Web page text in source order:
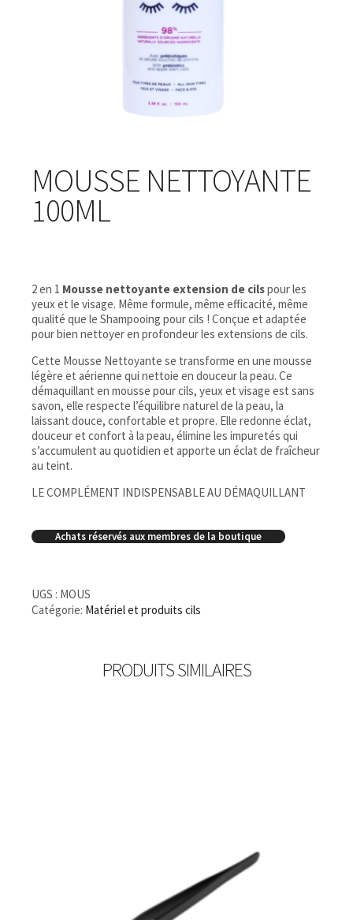
MOUSSE NETTOYANTE
100ML
2 en 1 Mousse nettoyante extension de cilspour les
yeux et le visage. Même formule, même efficacité, même
qualité que le Shampooing pour cils ! Conçue et adaptée
pour bien nettoyer en profondeur les extensions de cils.
Cette Mousse Nettoyante se transforme en une mousse
légère et aérienne qui nettoie en douceur la peau. Ce
démaquillant en mousse pour cils, yeux et visage est sans
savon, elle respecte l’équilibre naturel de la peau, la
laissant douce, confortable et propre. Elle redonne éclat,
douceur et confort à la peau, élimine les impuretés qui
s’accumulent au quotidien et apporte un éclat de fraîcheur
au teint.
LE COMPLÉMENT INDISPENSABLE AU DÉMAQUILLANT
Achats réservés aux membres de la boutique
UGS : MOUS
Catégorie: Matériel et produits cils
PRODUITS SIMILAIRES